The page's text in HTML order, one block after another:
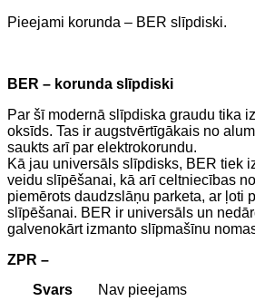
Pieejami korunda – BER slīpdiski.
BER – korunda slīpdiski
Par šī modernā slīpdiska graudu tika
oksīds. Tas ir augstvērtīgākais no
saukts arī par elektrokorundu.
Kā jau universāls slīpdisks, BER tiek
veidu slīpēšanai, kā arī celtniecības
piemērots daudzslāņu parketa, ar ļoti
slīpēšanai. BER ir universāls un
galvenokārt izmanto slīpmašīnu
ZPR –
Svars
Nav pieejams